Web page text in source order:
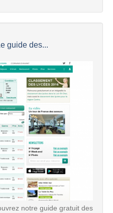
guide des...
notre guide gratuit des